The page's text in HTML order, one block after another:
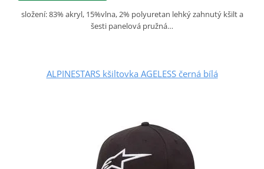
složení: 83% akryl, 15%vlna, 2% polyuretan lehký zahnutý kšilt a
šesti panelová pružná…
ALPINESTARS kšiltovka AGELESS černá bílá